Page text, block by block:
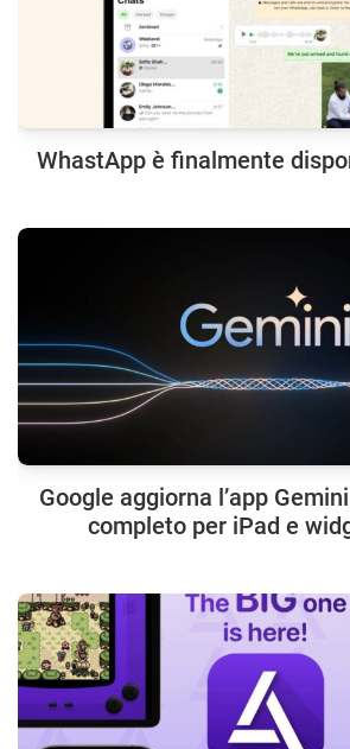
WhastApp è finalmente
Google aggiorna l’app
completo per iPad e